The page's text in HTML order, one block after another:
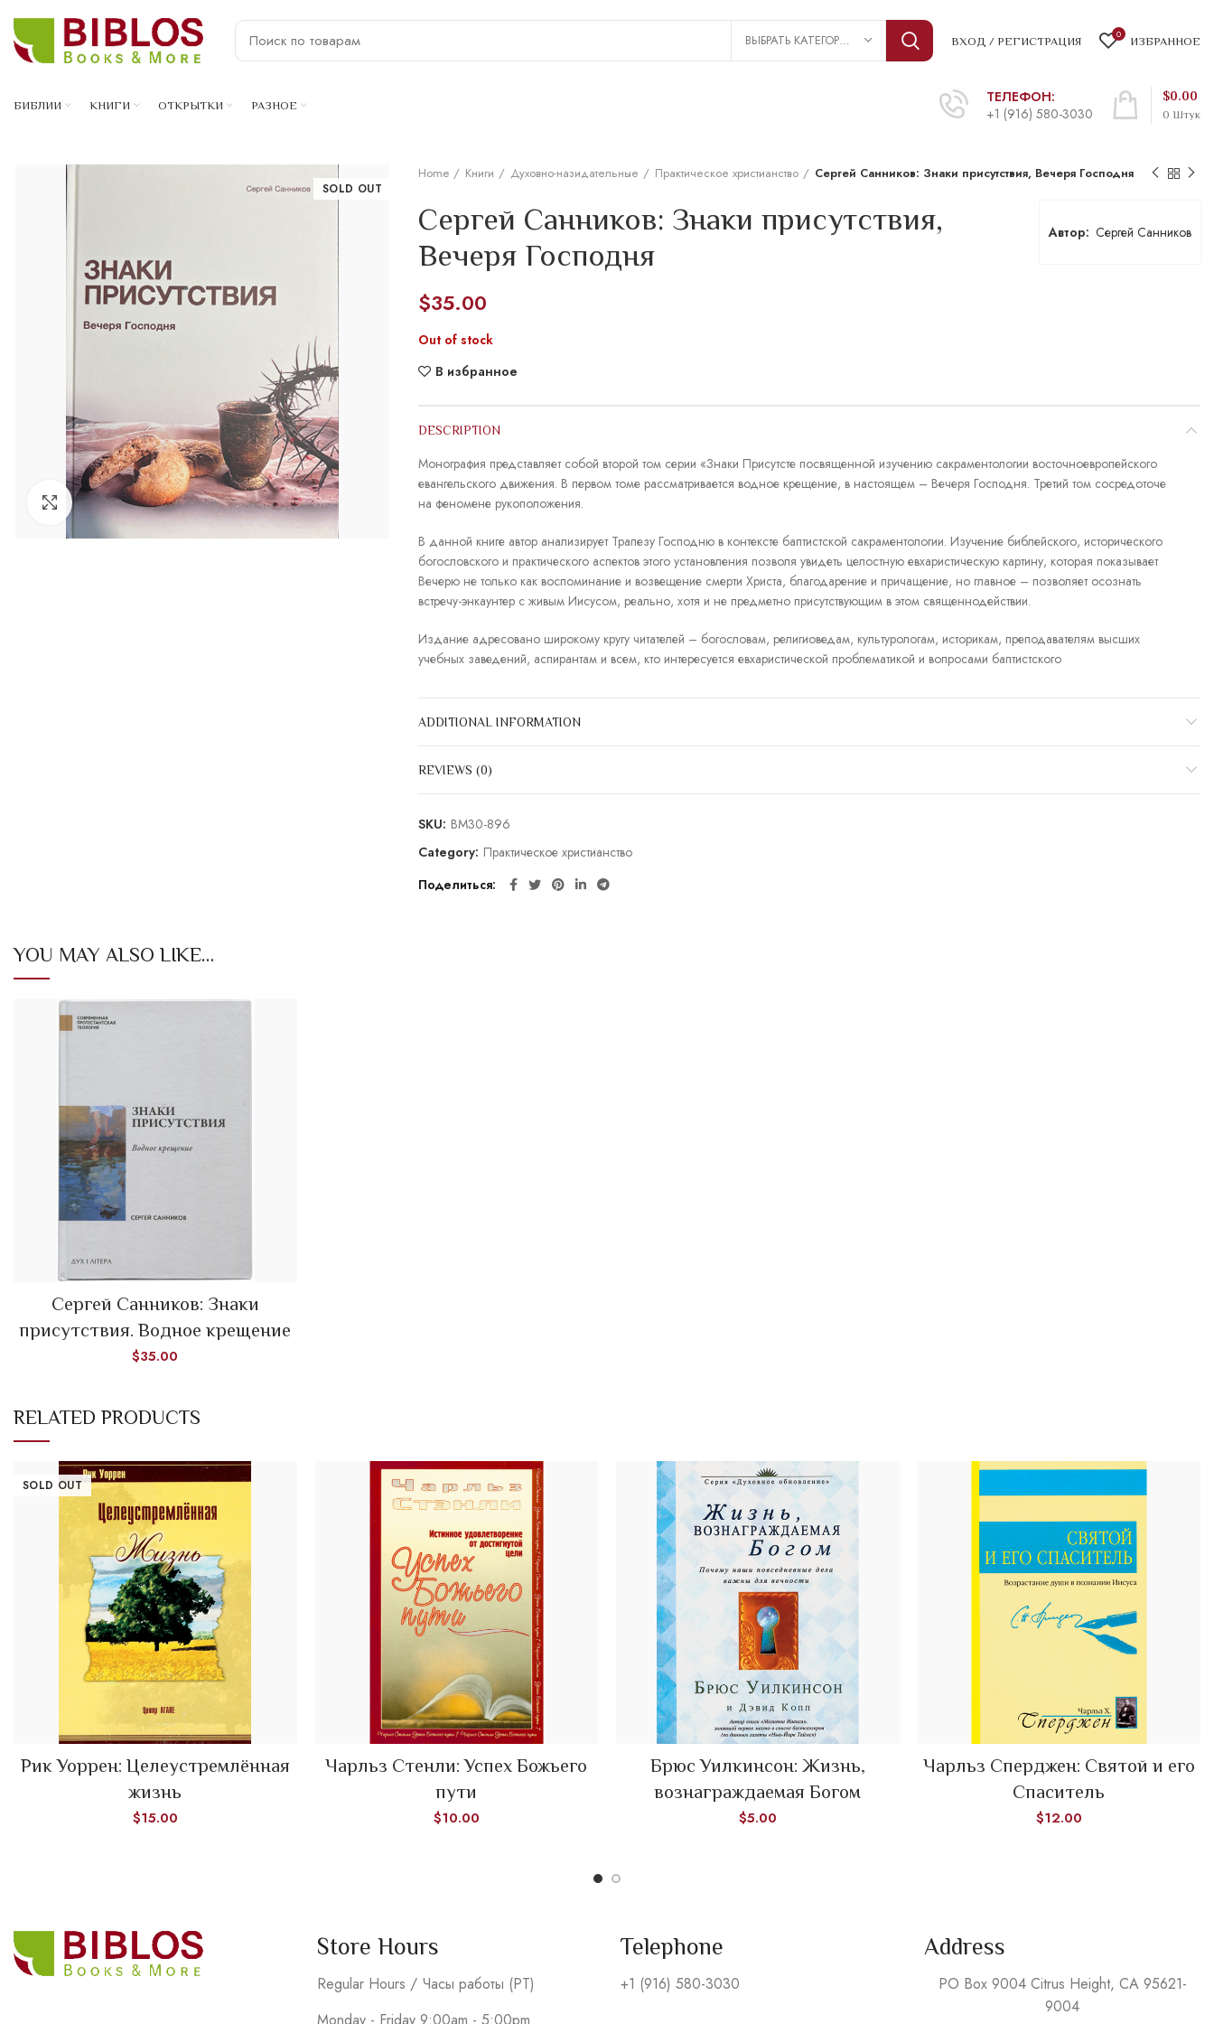
ВЫБРАТЬ КАТЕГОРИЮ ВХОД / РЕГИСТРАЦИЯ 0 ИЗБРАННОЕ
БИБЛИИ КНИГИ ОТКРЫТКИ РАЗНОЕ
ТЕЛЕФОН:
+1 (916) 580-3030
0 Штук
$0.00
SOLD OUT
Увеличить
Home Книги Духовно-назидательные Практическое христианство Сергей Санников: Знаки присутствия, Вечеря Господня
Сергей Санников
Сергей Санников: Знаки присутствия,
Вечеря Господня
$35.00
Out of stock
В избранное
DESCRIPTION
Монография представляет собой второй том серии «Знаки Присутсте посвященной изучению сакраментологии восточноевропейского
евангельского движения. В первом томе рассматривается водное крещение, в настоящем – Вечеря Господня. Третий том сосредоточе
на феномене рукоположения.
В данной книге автор анализирует Трапезу Господню в контексте баптистской сакраментологии. Изучение библейского, исторического
богословского и практического аспектов этого установления позволя увидеть целостную евхаристическую картину, которая показывает
Вечерю не только как воспоминание и возвещение смерти Христа, благодарение и причащение, но главное – позволяет осознать
встречу-энкаунтер с живым Иисусом, реально, хотя и не предметно присутствующим в этом священнодействии.
Издание адресовано широкому кругу читателей – богословам, религиоведам, культурологам, историкам, преподавателям высших
учебных заведений, аспирантам и всем, кто интересуется евхаристической проблематикой и вопросами баптистского
ADDITIONAL INFORMATION
REVIEWS (0)
SKU: BM30-896
Category: Практическое христианство
Поделиться
YOU MAY ALSO LIKE…
ADD TO CART
Сергей Санников: Знаки
присутствия. Водное крещение
$35.00
RELATED PRODUCTS
SOLD OUT
READ MORE
Рик Уоррен: Целеустремлённая
жизнь
$15.00
ADD TO CART
Чарльз Стенли: Успех Божьего
пути
$10.00
ADD TO CART
Брюс Уилкинсон: Жизнь,
вознаграждаемая Богом
$5.00
ADD TO CART
Чарльз Сперджен: Святой и его
Спаситель
$12.00
Store Hours
Regular Hours / Часы работы (PT)
Telephone
+1 (916) 580-3030
Address
PO Box 9004 Citrus Height, CA 95621-
9004